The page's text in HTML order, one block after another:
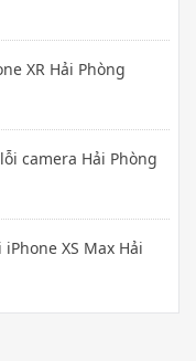
XR Hải Phòng
camera Hải Phòng
XS Max Hải